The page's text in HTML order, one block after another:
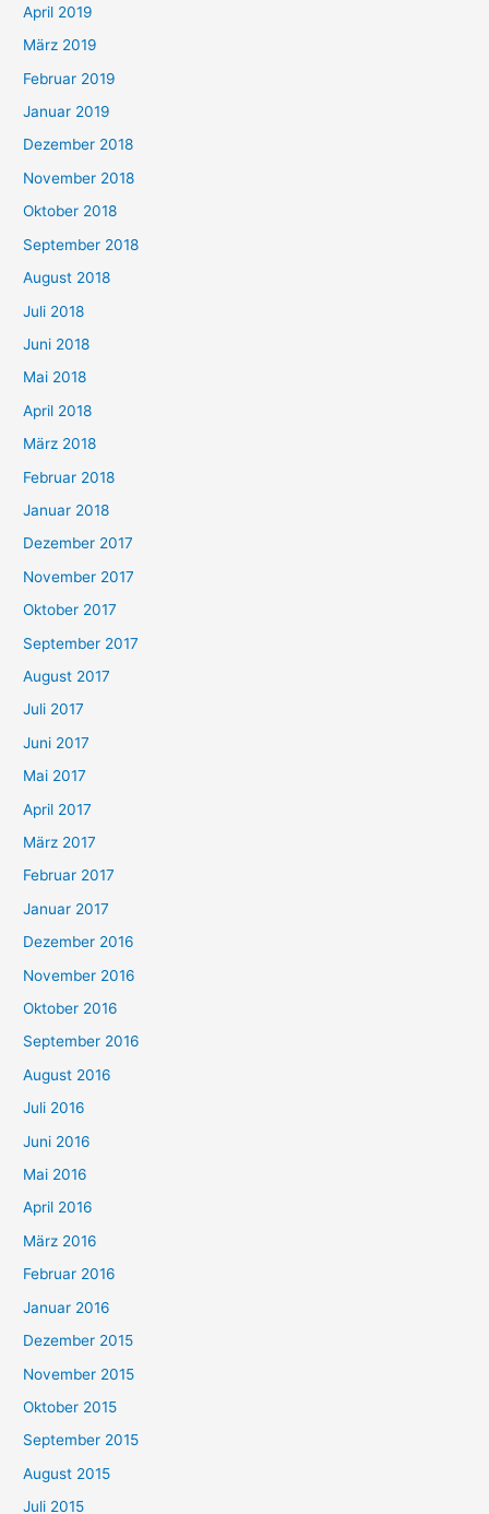
April 2019
März 2019
Februar 2019
Januar 2019
Dezember 2018
November 2018
Oktober 2018
September 2018
August 2018
Juli 2018
Juni 2018
Mai 2018
April 2018
März 2018
Februar 2018
Januar 2018
Dezember 2017
November 2017
Oktober 2017
September 2017
August 2017
Juli 2017
Juni 2017
Mai 2017
April 2017
März 2017
Februar 2017
Januar 2017
Dezember 2016
November 2016
Oktober 2016
September 2016
August 2016
Juli 2016
Juni 2016
Mai 2016
April 2016
März 2016
Februar 2016
Januar 2016
Dezember 2015
November 2015
Oktober 2015
September 2015
August 2015
Juli 2015